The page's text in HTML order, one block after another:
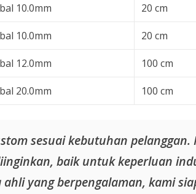
10.0mm 20 cm
10.0mm 20 cm
12.0mm 100 cm
20.0mm 100 cm
sesuai kebutuhan
baik untuk keperluan
yang berpengalaman, kami